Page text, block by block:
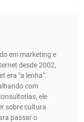
em marketing e
desde 2002,
era "a lenha".
com
ele
sobre cultura
passar o